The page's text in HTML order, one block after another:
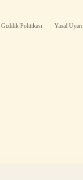
Gizlilik Politikası Yasal Uyarı